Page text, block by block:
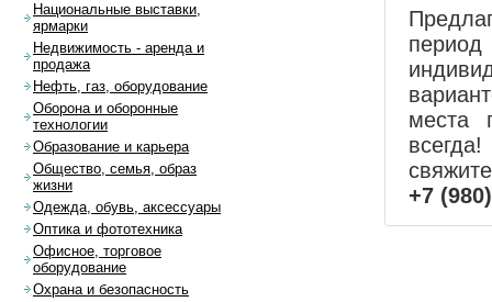
места
+7
Национальные выставки,
ярмарки
Недвижимость - аренда и
продажа
Нефть, газ, оборудование
Оборона и оборонные
технологии
Образование и карьера
Общество, семья, образ
жизни
Одежда, обувь, аксессуары
Оптика и фототехника
Офисное, торговое
оборудование
Охрана и безопасность